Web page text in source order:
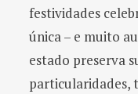
festividades
única – e muito
estado preserva
particularidades,